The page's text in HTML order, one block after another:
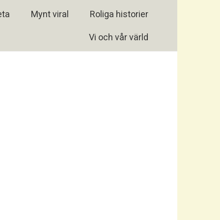
Mynt viral Roliga historier
Vi och vår värld